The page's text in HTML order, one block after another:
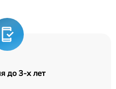
до 3-х лет